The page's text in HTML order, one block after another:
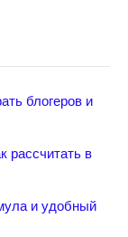
блогеров и
рассчитать
и удобный